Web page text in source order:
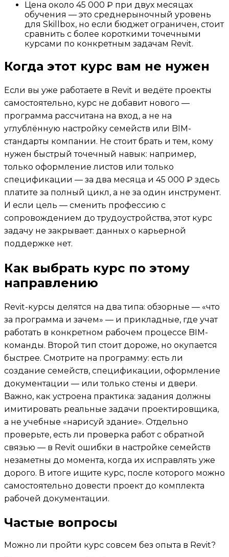
Цена около 45 000 ₽ при двух месяцах
обучения — это среднерыночный уровень
для Skillbox, но если бюджет ограничен, стоит
сравнить с более короткими точечными
курсами по конкретным задачам Revit.
Когда этот курс вам не нужен
Если вы уже работаете в Revit и ведёте проекты
самостоятельно, курс не добавит нового —
программа рассчитана на вход, а не на
углублённую настройку семейств или BIM-
стандарты компании. Не стоит брать и тем, кому
нужен быстрый точечный навык: например,
только оформление листов или только
спецификации — за два месяца и 45 000 ₽ здесь
платите за полный цикл, а не за один инструмент.
И если цель — сменить профессию с
сопровождением до трудоустройства, этот курс
задачу не закрывает: данных о карьерной
поддержке нет.
Как выбрать курс по этому
направлению
Revit-курсы делятся на два типа: обзорные — «что
за программа и зачем» — и прикладные, где учат
работать в конкретном рабочем процессе BIM-
команды. Второй тип стоит дороже, но окупается
быстрее. Смотрите на программу: есть ли
создание семейств, спецификации, оформление
документации — или только стены и двери.
Важно, как устроена практика: задания должны
имитировать реальные задачи проектировщика,
а не учебные «нарисуй здание». Отдельно
проверьте, есть ли проверка работ с обратной
связью — в Revit ошибки в настройке семейств
незаметны до момента, когда их исправлять уже
дорого. В итоге ищите курс, после которого можно
самостоятельно довести проект до комплекта
рабочей документации.
Частые вопросы
Можно ли пройти курс совсем без опыта в Revit?